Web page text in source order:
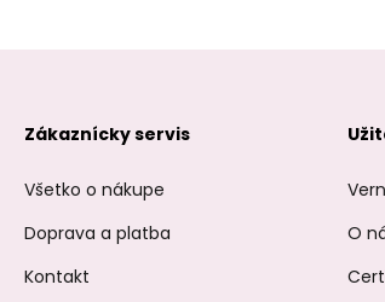
Zákaznícky servis
Všetko o nákupe
Doprava a platba
Kontakt
O